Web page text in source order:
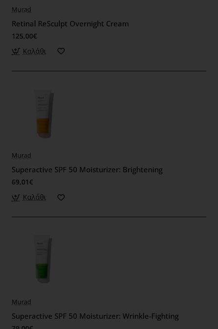
Murad
Retinal ReSculpt Overnight Cream
125,00€
Καλάθι
Murad
Superactive SPF 50 Moisturizer: Brightening
69,01€
Καλάθι
Murad
Superactive SPF 50 Moisturizer: Wrinkle-Fighting